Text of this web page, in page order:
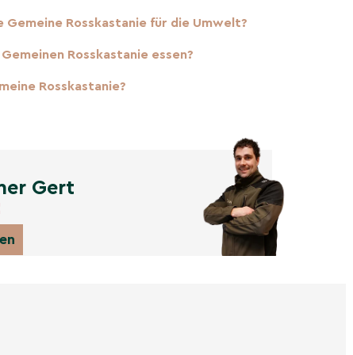
Gemeine Rosskastanie für die Umwelt?
Rosskastanie essen?
Rosskastanie?
Gert